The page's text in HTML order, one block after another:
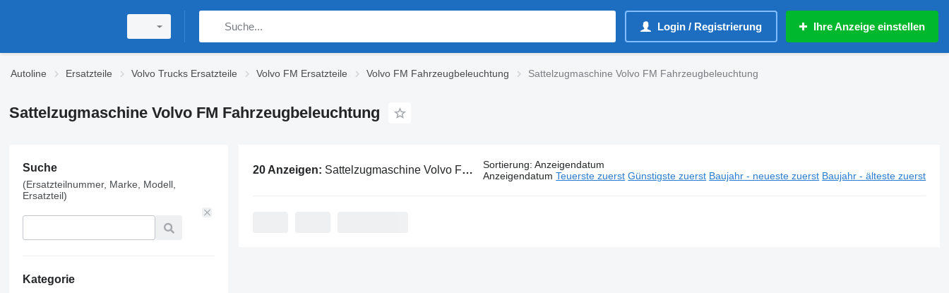
Login / Registrierung Ihre Anzeige einstellen
Autoline Ersatzteile Volvo Trucks Ersatzteile Volvo FM Ersatzteile Volvo FM Fahrzeugbeleuchtung Sattelzugmaschine Volvo FM Fahrzeugbeleuchtung
Sattelzugmaschine Volvo FM Fahrzeugbeleuchtung
Suche
(Ersatzteilnummer, Marke, Modell,
Ersatzteil)
Kategorie
20 Anzeigen: Sattelzugmaschine Volvo FM Fahrzeugbeleuchtung Sortierung: Anzeigendatum
Anzeigendatum Teuerste zuerst Günstigste zuerst Baujahr - neueste zuerst Baujahr - älteste zuerst